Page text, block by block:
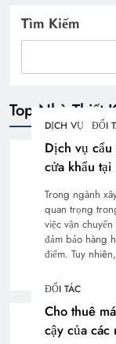
Tìm Kiếm
Top Nhà Thiết
DỊCH VỤ ĐỐI
Dịch vụ
cửa khẩu tại
Trong ngành
quan trọng
việc vận
đảm bảo hàng
điểm. Tuy
ĐỐI TÁC
Cho thuê
cậy của các